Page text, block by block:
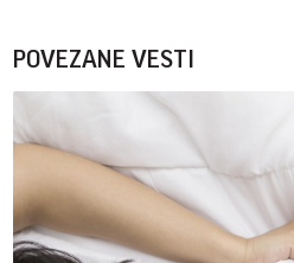
POVEZANE VESTI